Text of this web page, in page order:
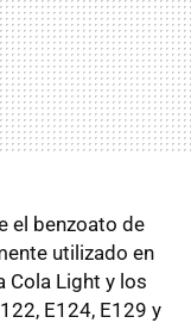
el benzoato de
utilizado en
Cola Light y los
E124, E129 y